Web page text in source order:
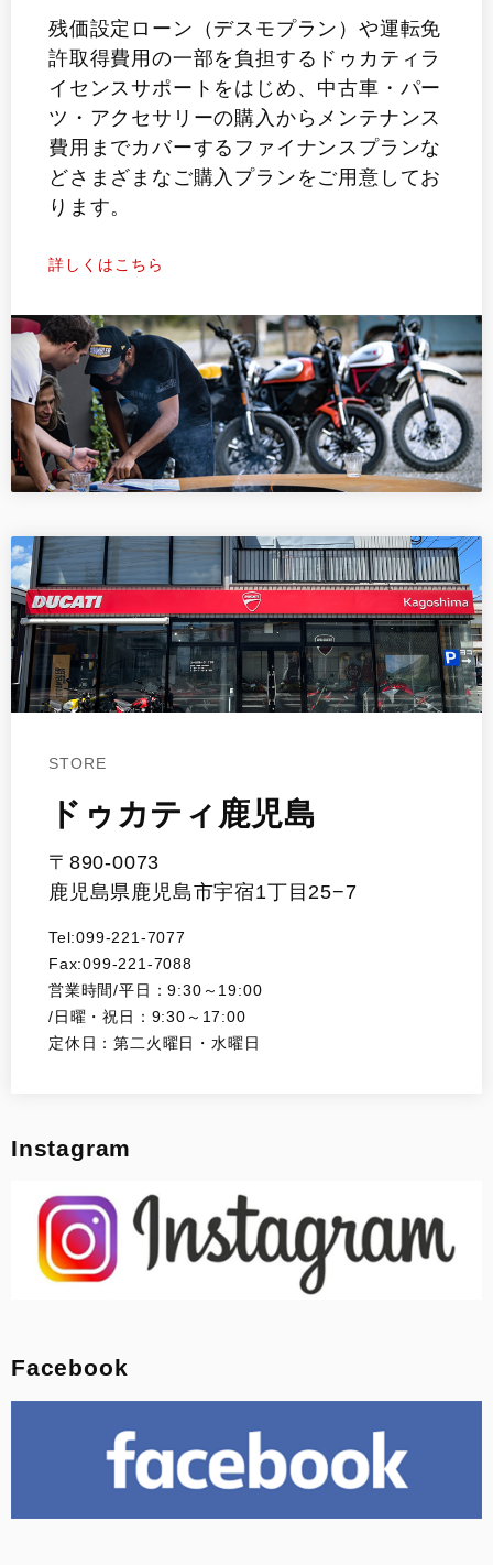
残価設定ローン（デスモプラン）や運転免
許取得費用の一部を負担するドゥカティラ
イセンスサポートをはじめ、中古車・パー
ツ・アクセサリーの購入からメンテナンス
費用までカバーするファイナンスプランな
どさまざまなご購入プランをご用意してお
ります。
詳しくはこちら
STORE
ドゥカティ鹿児島
〒890-0073
鹿児島県鹿児島市宇宿1丁目25−7
Tel:099-221-7077
Fax:099-221-7088
営業時間/平日：9:30～19:00
/日曜・祝日：9:30～17:00
定休日：第二火曜日・水曜日
Instagram
Facebook